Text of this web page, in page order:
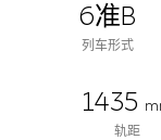
6准B
列车形式
1435
轨距